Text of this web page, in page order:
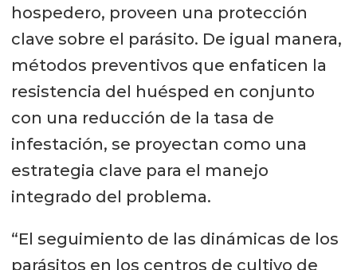
hospedero, proveen una protección
clave sobre el parásito. De igual manera,
métodos preventivos que enfaticen la
resistencia del huésped en conjunto
con una reducción de la tasa de
infestación, se proyectan como una
estrategia clave para el manejo
integrado del problema.
“El seguimiento de las dinámicas de los
parásitos en los centros de cultivo de